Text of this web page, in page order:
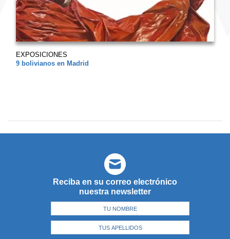
EXPOSICIONES
9 bolivianos en Madrid
Reciba en su correo electrónico
nuestra newsletter